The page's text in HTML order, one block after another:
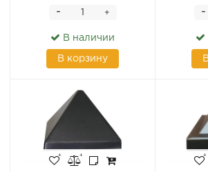
+
-
В наличии
В корзину
-